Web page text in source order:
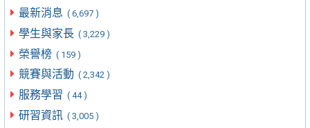
最新消息 ( 6,697 )
學生與家長 ( 3,229 )
榮譽榜 ( 159 )
競賽與活動 ( 2,342 )
服務學習 ( 44 )
研習資訊 ( 3,005 )